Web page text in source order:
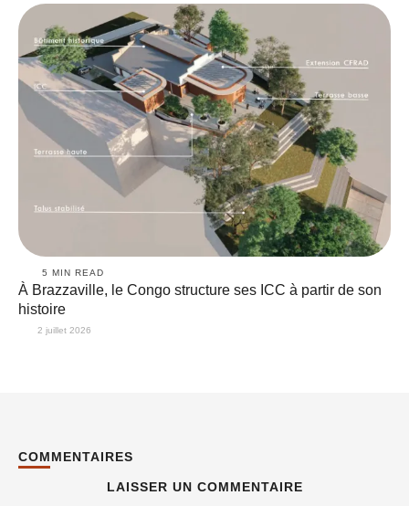
5 MIN READ
À Brazzaville, le Congo structure ses ICC à partir de son
histoire
2 juillet 2026
COMMENTAIRES
LAISSER UN COMMENTAIRE